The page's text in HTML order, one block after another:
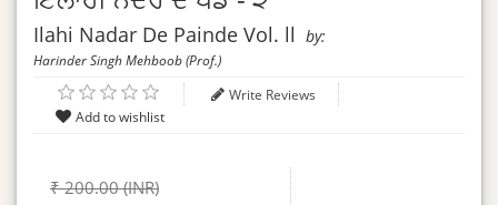
Ilahi Nadar De Painde Vol. ll by:
Harinder Singh Mehboob (Prof.)
Write Reviews
₹ 200.00 (INR)